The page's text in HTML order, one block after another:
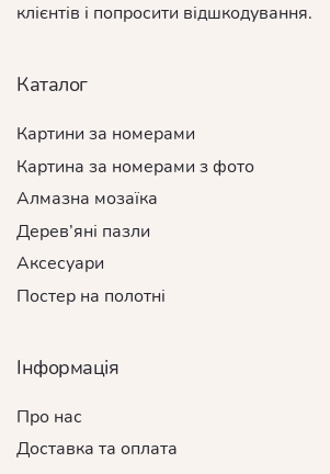
клієнтів і попросити відшкодування.
Каталог
Картини за номерами
Картина за номерами з фото
Алмазна мозаїка
Дерев’яні пазли
Аксесуари
Постер на полотні
Інформація
Про нас
Доставка та оплата